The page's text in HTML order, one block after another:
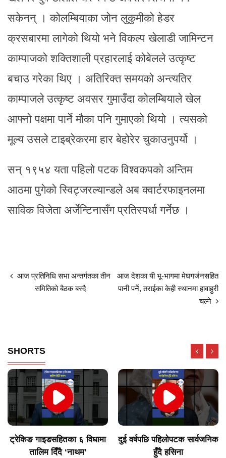
सकेनन् । कोलम्बियाका जोन लुकुमीको हेडर
क्रसबारमा लागेको थियो भने विकल्प खेलाडी जामिन्टन
काम्पाजको शक्तिशाली प्रहारलाई कोबेलले उत्कृष्ट
बचाउ गरेका थिए । अतिरिक्त समयको अन्त्यतिर
काम्पाजले उत्कृष्ट अवसर गुमाउँदा कोलम्बियाले खेल
आफ्नो पक्षमा पार्ने मौका पनि गुमाएको थियो । त्यसको
मूल्य उसले टाइब्रेकरमा हार बेहोरेर चुकाउनुपर्यो ।
सन् १९५४ यता पहिलो पटक विश्वकपको अन्तिम
आठमा पुगेको स्विट्जरल्यान्डले अब क्वार्टरफाइनलमा
साविक विजेता अर्जेन्टिनासँग प्रतिस्पर्धा गर्नेछ ।
आज प्रतिनिधि सभा अन्तर्गतका तीन
समितिको बैठक बस्दै
आज देशका यी भू-भागमा मेघगर्जनसहित
पानी पर्ने, तराईका केही स्थानमा हावाहुरी
चल्ने
SHORTS
ट्रेकिङ गाइडसहितका ६ विधामा
तालिम दिँदै ‘नाथम’
दुई वर्षपछि पहिलोपटक सार्वजनिक
हुँदै हसिना